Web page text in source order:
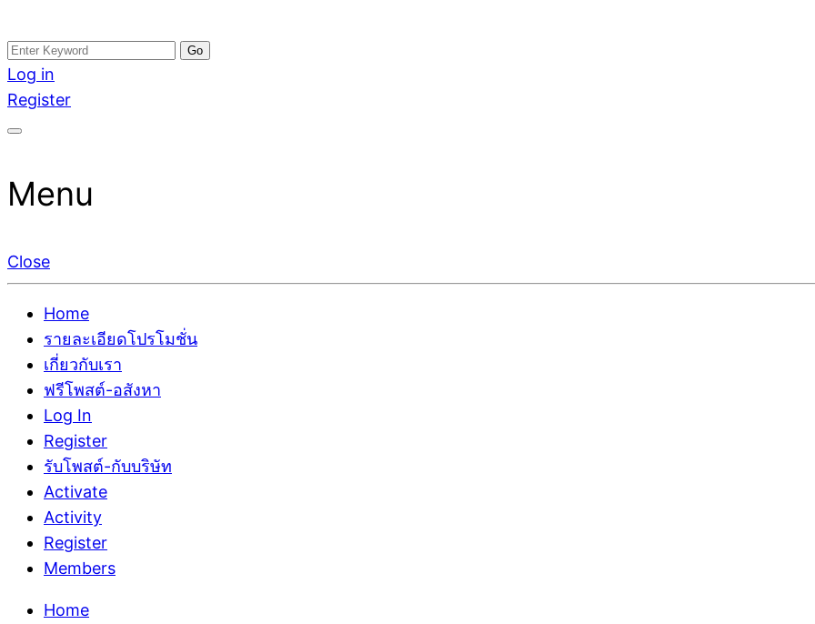
Skip
to
content
อสังหาโพสต์ รีวิวเยอะ รับจ้างโพสต์ขายบ้าน รับจ้างโพสต์อสังหา แตกต่างอย่างตั้งใจ รับรองผล อันดับ1 การโพสต์
ติดGoogleหน้าแรกได้จริงๆ ใน 7 วัน
รับจ้างโพสอสังหา ขายบ้าน อสังหาโพสต์ เชื่อถือได้จริง รับโพสต์ ที่ดิน กับทีมงานบริษัท ถูกและดีที่สุด ไม่มีค่านายหน้
เดียว ที่กล้าการันตีผลงาน ประสบการณ์กว่า20ปี ทีมงานมืออาชีพ ช่วยคุณขายบ้านมานาน ตัวจริง
Search
for:
Log in
Register
Menu
Close
Home
รายละเอียดโปรโมชั่น
เกี่ยวกับเรา
ฟรีโพสต์-อสังหา
Log In
Register
รับโพสต์-กับบริษัท
Activate
Activity
Register
Members
Home